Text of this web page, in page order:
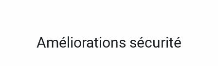
Améliorations sécurité